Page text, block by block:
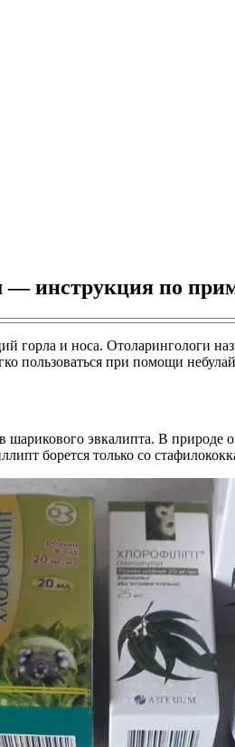
— инструкция по
горла и носа. Отоларингологи
пользоваться при помощи
шарикового эвкалипта. В
борется только со